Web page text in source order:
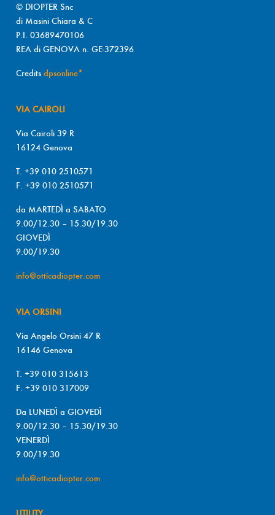
© DIOPTER Snc
di Masini Chiara & C
P.I. 03689470106
REA di GENOVA n. GE-372396
Credits dpsonline*
VIA CAIROLI
Via Cairoli 39 R
16124 Genova
T. +39 010 2510571
F. +39 010 2510571
da MARTEDÌ a SABATO
9.00/12.30 – 15.30/19.30
GIOVEDÌ
9.00/19.30
info@otticadiopter.com
VIA ORSINI
Via Angelo Orsini 47 R
16146 Genova
T. +39 010 315613
F. +39 010 317009
Da LUNEDÌ a GIOVEDÌ
9.00/12.30 – 15.30/19.30
VENERDÌ
9.00/19.30
info@otticadiopter.com